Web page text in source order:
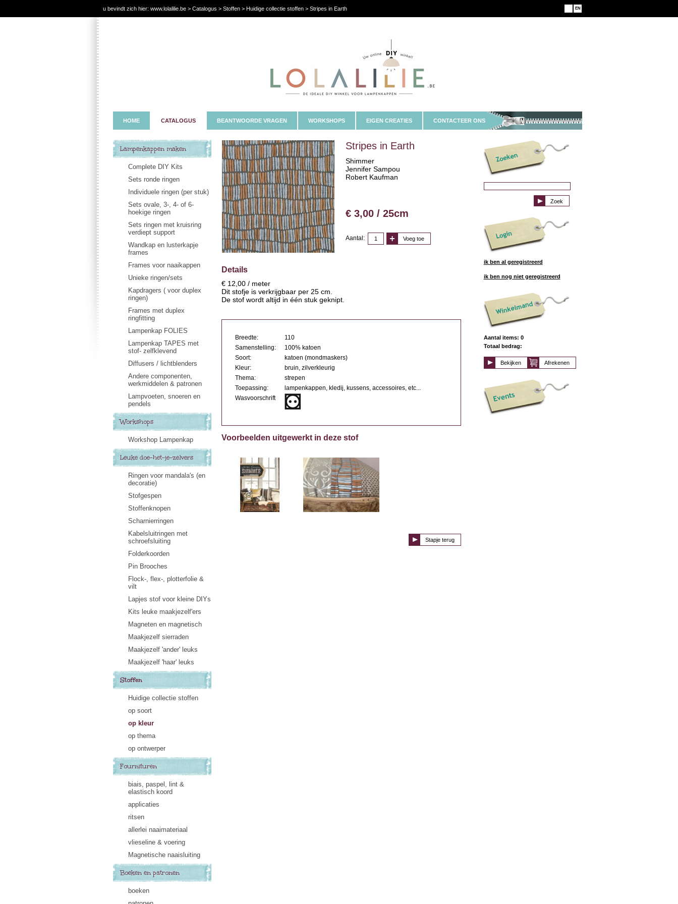
u bevindt zich hier: www.lolalilie.be > Catalogus > Stoffen > Huidige collectie stoffen > Stripes in Earth EN
HOME CATALOGUS BEANTWOORDE VRAGEN WORKSHOPS EIGEN CREATIES CONTACTEER ONS
Lampenkappen maken
Complete DIY Kits
Sets ronde ringen
Individuele ringen (per stuk)
Sets ovale, 3-, 4- of 6-
hoekige ringen
Sets ringen met kruisring
verdiept support
Wandkap en lusterkapje
frames
Frames voor naaikappen
Unieke ringen/sets
Kapdragers ( voor duplex
ringen)
Frames met duplex
ringfitting
Lampenkap FOLIES
Lampenkap TAPES met
stof- zelfklevend
Diffusers / lichtblenders
Andere componenten,
werkmiddelen & patronen
Lampvoeten, snoeren en
pendels
Workshops
Workshop Lampenkap
Leuke doe-het-je-zelvers
Ringen voor mandala's (en
decoratie)
Stofgespen
Stoffenknopen
Scharnierringen
Kabelsluitringen met
schroefsluiting
Folderkoorden
Pin Brooches
Flock-, flex-, plotterfolie &
vilt
Lapjes stof voor kleine DIYs
Kits leuke maakjezelf'ers
Magneten en magnetisch
Maakjezelf sierraden
Maakjezelf 'ander' leuks
Maakjezelf 'haar' leuks
Stoffen
Huidige collectie stoffen
op soort
op kleur
op thema
op ontwerper
Fournituren
biais, paspel, lint &
elastisch koord
applicaties
ritsen
allerlei naaimateriaal
vlieseline & voering
Magnetische naaisluiting
Boeken en patronen
boeken
Stripes in Earth
Shimmer
Jennifer Sampou
Robert Kaufman
€ 3,00 / 25cm
Aantal: Voeg toe
Details
€ 12,00 / meter
Dit stofje is verkrijgbaar per 25 cm.
De stof wordt altijd in één stuk geknipt.
Breedte:
110
Samenstelling:
100% katoen
Soort:
katoen (mondmaskers)
Kleur:
bruin, zilverkleurig
Thema:
strepen
Toepassing:
lampenkappen, kledij, kussens, accessoires, etc...
Wasvoorschrift
Voorbeelden uitgewerkt in deze stof
Stapje terug
ik ben al geregistreerd
ik ben nog niet geregistreerd
Aantal items: 0
Totaal bedrag:
Afrekenen
Bekijken